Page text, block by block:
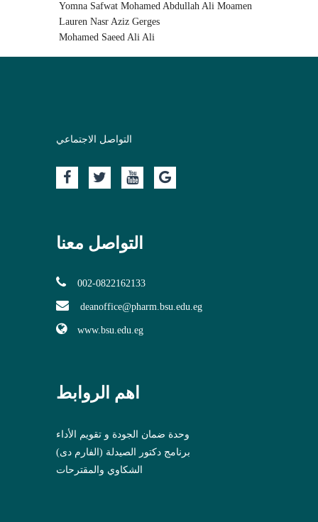
Yomna Safwat Mohamed Abdullah Ali Moamen
Lauren Nasr Aziz Gerges
Mohamed Saeed Ali Ali
التواصل الاجتماعي
التواصل معنا
002-0822162133
deanoffice@pharm.bsu.edu.eg
www.bsu.edu.eg
اهم الروابط
وحدة ضمان الجودة و تقويم الأداء
برنامج دكتور الصيدلة (الفارم دى)
الشكاوي والمقترحات